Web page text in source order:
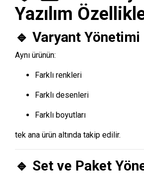
Yazılım
🔹 Varyant Yönetimi
Aynı ürünün:
Farklı renkleri
Farklı desenleri
Farklı boyutları
tek ana ürün altında takip edilir.
🔹 Set ve Paket